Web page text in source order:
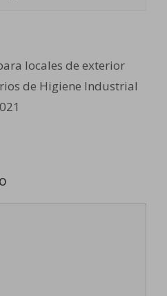
locales de exterior
de Higiene Industrial